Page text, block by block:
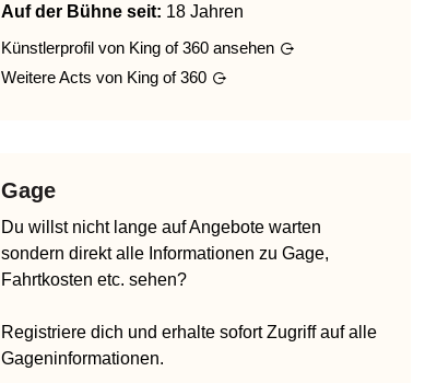
Auf der Bühne seit: 18 Jahren
Künstlerprofil von King of 360 ansehen
Weitere Acts von King of 360
Gage
Du willst nicht lange auf Angebote warten
sondern direkt alle Informationen zu Gage,
Fahrtkosten etc. sehen?
Registriere dich und erhalte sofort Zugriff auf alle
Gageninformationen.